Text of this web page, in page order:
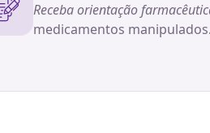
Receba orientação
medicamentos manipulados.